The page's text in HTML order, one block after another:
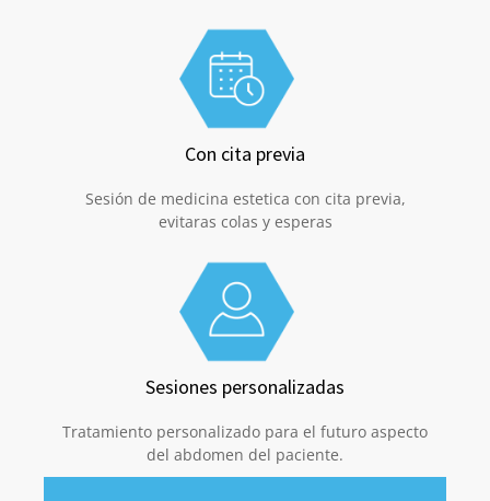
Con cita previa
Sesión de medicina estetica con cita previa,
evitaras colas y esperas
Sesiones personalizadas
Tratamiento personalizado para el futuro aspecto
del abdomen del paciente.